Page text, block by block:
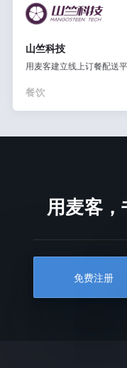
山竺科技
用麦客建立线上订餐配送
餐饮
用麦客
免费注册